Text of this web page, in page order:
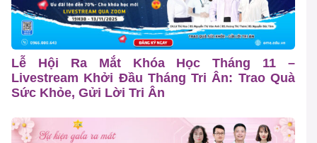
Lễ Hội Ra Mắt Khóa Học Tháng 11 –
Livestream Khởi Đầu Tháng Tri Ân: Trao Quà
Sức Khỏe, Gửi Lời Tri Ân